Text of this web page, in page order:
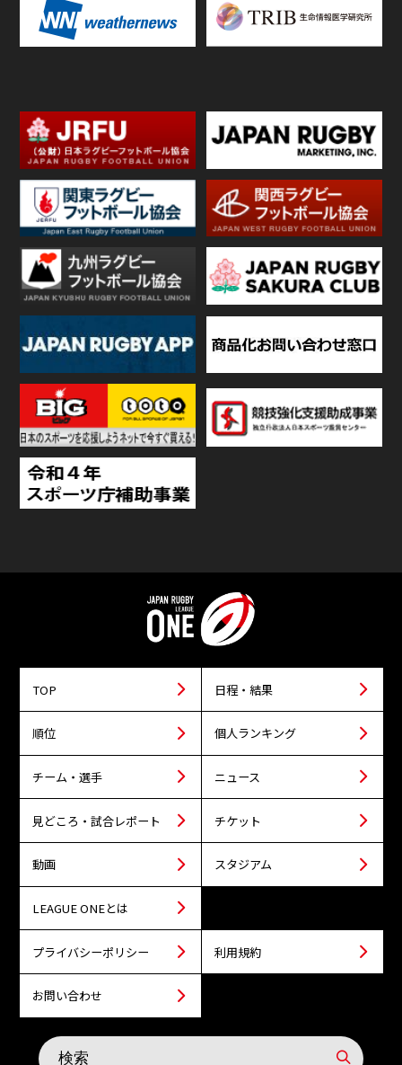
TOP 日程・結果
順位 個人ランキング
チーム・選手 ニュース
見どころ・試合レポート チケット
動画 スタジアム
LEAGUE ONEとは
プライバシーポリシー 利用規約
お問い合わせ